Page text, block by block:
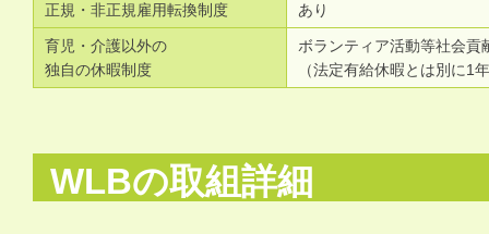
正規・非正規雇用転換制度 あり
育児・介護以外の
独自の休暇制度
ボランティア活動等社会貢
（法定有給休暇とは別に1
WLBの取組詳細